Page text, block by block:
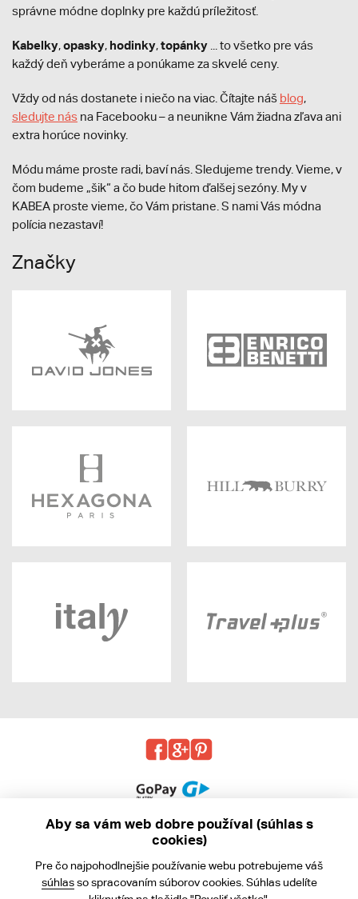
správne módne doplnky pre každú príležitosť.
Kabelky,opasky, hodinky,topánky ... to všetko pre vás
každý deň vyberáme a ponúkame za skvelé ceny.
Vždy od nás dostanete i niečo na viac. Čítajte náš blog,
sledujte nás na Facebooku – a neunikne Vám žiadna zľava ani
extra horúce novinky.
Módu máme proste radi, baví nás. Sledujeme trendy. Vieme, v
čom budeme „šik“ a čo bude hitom ďalšej sezóny. My v
KABEA proste vieme, čo Vám pristane. S nami Vás módna
polícia nezastaví!
Značky
Obchodné podmienky
Aby sa vám web dobre používal (súhlas s
cookies)
Pre čo najpohodlnejšie používanie webu potrebujeme váš
súhlasso spracovaním súborov cookies. Súhlas udelíte